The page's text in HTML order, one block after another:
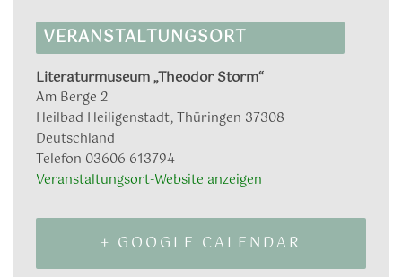
VERANSTALTUNGSORT
Literaturmuseum „Theodor Storm“
Am Berge 2
Heilbad Heiligenstadt,Thüringen 37308
Deutschland
Telefon 03606 613794
Veranstaltungsort-Website anzeigen
+ GOOGLE CALENDAR